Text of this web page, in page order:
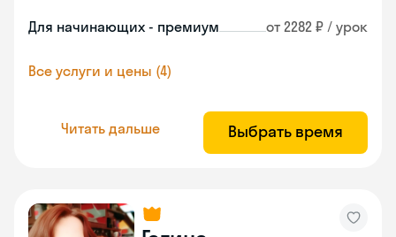
Для начинающих - премиум от 2282 ₽ / урок
Все услуги и цены (4)
Читать дальше Выбрать время